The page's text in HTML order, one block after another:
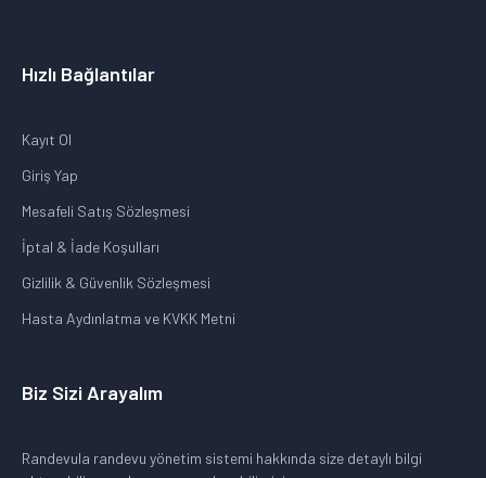
Hızlı Bağlantılar
Kayıt Ol
Giriş Yap
Mesafeli Satış Sözleşmesi
İptal & İade Koşulları
Gizlilik & Güvenlik Sözleşmesi
Hasta Aydınlatma ve KVKK Metni
Biz Sizi Arayalım
Randevula randevu yönetim sistemi hakkında size detaylı bilgi